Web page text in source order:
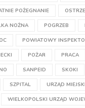
POŻEGNANIE
NOŻNA POGRZEB
POWIATOWY
POŻAR PRACA
SANPEID SKOKI
SZPITAL URZĄD MIEJSKI
WIELKOPOLSKI URZĄD